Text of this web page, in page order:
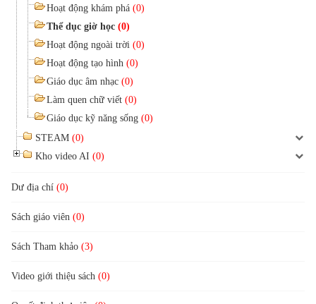
Hoạt động khám phá (0)
Thể dục giờ học (0)
Hoạt động ngoài trời (0)
Hoạt động tạo hình (0)
Giáo dục âm nhạc (0)
Làm quen chữ viết (0)
Giáo dục kỹ năng sống (0)
STEAM (0)
Kho video AI (0)
Dư địa chí (0)
Sách giáo viên (0)
Sách Tham khảo (3)
Video giới thiệu sách (0)